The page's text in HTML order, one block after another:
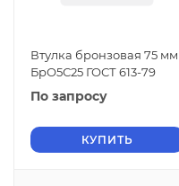
Втулка бронзовая 75 мм
БрО5С25 ГОСТ 613-79
По запросу
КУПИТЬ